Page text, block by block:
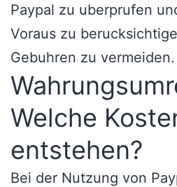
Paypal zu uberprufen
Voraus zu
Gebuhren zu vermeiden.
Welche
entstehen?
Bei der Nutzung von